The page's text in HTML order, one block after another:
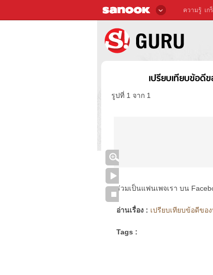
ความรู้ เก
เปรียบเทียบข้อดี
รูปที่ 1 จาก 1
ร่วมเป็นแฟนเพจเรา บน
อ่านเรื่อง : เปรียบเทียบข้อดีขอ
Tags :